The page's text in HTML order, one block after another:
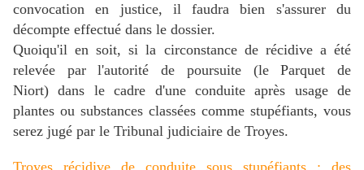
convocation en justice, il faudra bien s'assurer du
décompte effectué dans le dossier.
Quoiqu'il en soit, si la circonstance de récidive a été
relevée par l'autorité de poursuite (le Parquet de
Niort) dans le cadre d'une conduite après usage de
plantes ou substances classées comme stupéfiants, vous
serez jugé par le Tribunal judiciaire de Troyes.